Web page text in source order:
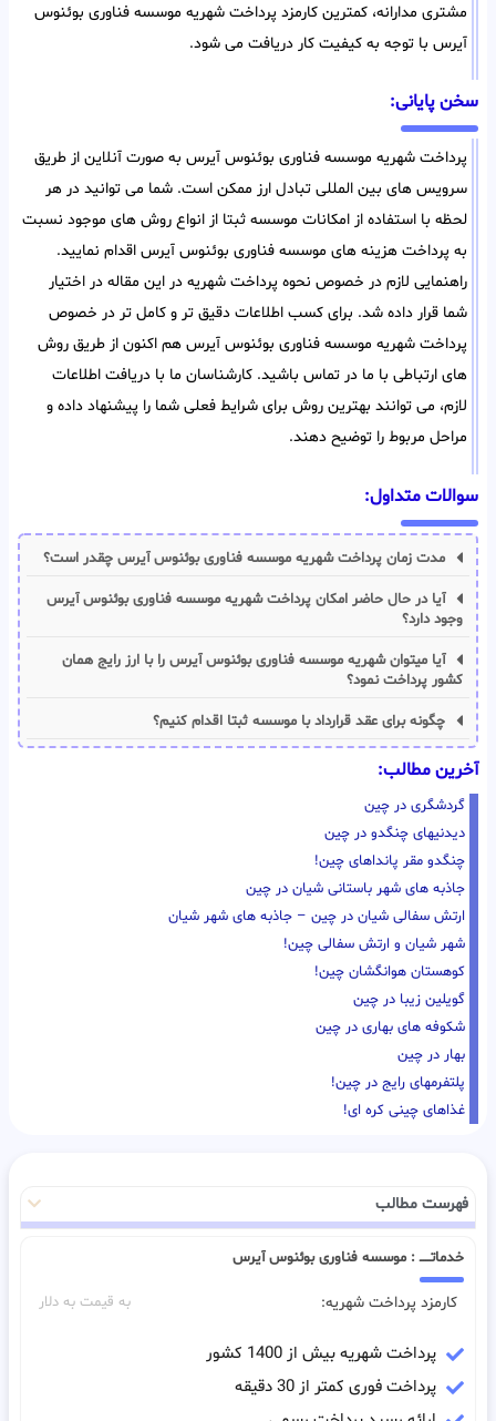
مشتری مدارانه، کمترین کارمزد پرداخت شهریه موسسه فناوری بوئنوس
آیرس با توجه به کیفیت کار دریافت می شود.
سخن پایانی:
پرداخت شهریه موسسه فناوری بوئنوس آیرس به صورت آنلاین از طریق
سرویس های بین المللی تبادل ارز ممکن است. شما می توانید در هر
لحظه با استفاده از امکانات موسسه ثبتا از انواع روش های موجود نسبت
به پرداخت هزینه های موسسه فناوری بوئنوس آیرس اقدام نمایید.
راهنمایی لازم در خصوص نحوه پرداخت شهریه در این مقاله در اختیار
شما قرار داده شد. برای کسب اطلاعات دقیق تر و کامل تر در خصوص
پرداخت شهریه موسسه فناوری بوئنوس آیرس هم اکنون از طریق روش
های ارتباطی با ما در تماس باشید. کارشناسان ما با دریافت اطلاعات
لازم، می توانند بهترین روش برای شرایط فعلی شما را پیشنهاد داده و
مراحل مربوط را توضیح دهند.
سوالات متداول:
مدت زمان پرداخت شهریه موسسه فناوری بوئنوس آیرس چقدر است؟
آیا در حال حاضر امکان پرداخت شهریه موسسه فناوری بوئنوس آیرس
وجود دارد؟
آیا میتوان شهریه موسسه فناوری بوئنوس آیرس را با ارز رایج همان
کشور پرداخت نمود؟
چگونه برای عقد قرارداد با موسسه ثبتا اقدام کنیم؟
آخرین مطالب:
گردشگری در چین
دیدنیهای چنگدو در چین
چنگدو مقر پانداهای چین!
جاذبه های شهر باستانی شیان در چین
ارتش سفالی شیان در چین – جاذبه های شهر شیان
شهر شیان و ارتش سفالی چین!
کوهستان هوانگشان چین!
گویلین زیبا در چین
شکوفه های بهاری در چین
بهار در چین
پلتفرمهای رایج در چین!
غذاهای چینی کره ای!
فهرست مطالب
خدماتـــــ : موسسه فناوری بوئنوس آیرس
کارمزد پرداخت شهریه: به قیمت به دلار
پرداخت شهریه بیش از 1400 کشور
پرداخت فوری کمتر از 30 دقیقه